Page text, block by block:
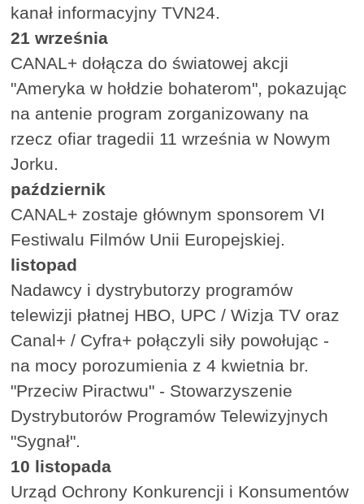
kanał informacyjny TVN24.
21 września
CANAL+ dołącza do światowej akcji
"Ameryka w hołdzie bohaterom", pokazując
na antenie program zorganizowany na
rzecz ofiar tragedii 11 września w Nowym
Jorku.
październik
CANAL+ zostaje głównym sponsorem VI
Festiwalu Filmów Unii Europejskiej.
listopad
Nadawcy i dystrybutorzy programów
telewizji płatnej HBO, UPC / Wizja TV oraz
Canal+ / Cyfra+ połączyli siły powołując -
na mocy porozumienia z 4 kwietnia br.
"Przeciw Piractwu" - Stowarzyszenie
Dystrybutorów Programów Telewizyjnych
"Sygnał".
10 listopada
Urząd Ochrony Konkurencji i Konsumentów